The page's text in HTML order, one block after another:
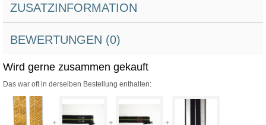
ZUSATZINFORMATION
BEWERTUNGEN (0)
Wird gerne zusammen gekauft
Das war oft in derselben Bestellung enthalten: